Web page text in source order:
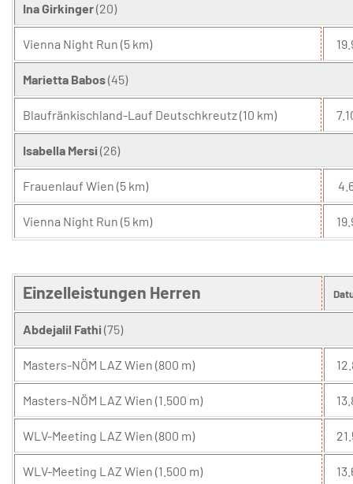
Ina Girkinger(20)
Vienna Night Run (5 km)
Marietta Babos(45)
Blaufränkischland-Lauf Deutschkreutz (10 km)
Isabella Mersi (26)
Frauenlauf Wien (5 km)
Vienna Night Run (5 km)
Einzelleistungen Herren
Abdejalil Fathi (75)
Masters-NÖM LAZ Wien (800 m)
Masters-NÖM LAZ Wien (1.500 m)
WLV-Meeting LAZ Wien (800 m)
WLV-Meeting LAZ Wien (1.500 m)